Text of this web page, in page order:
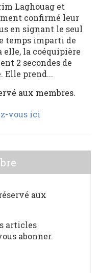
Laghouag et
confirmé leur
en signant le seul
temps imparti de
elle, la coéquipière
2 secondes de
Elle prend...
aux membres.
vous ici
aux
articles
abonner.